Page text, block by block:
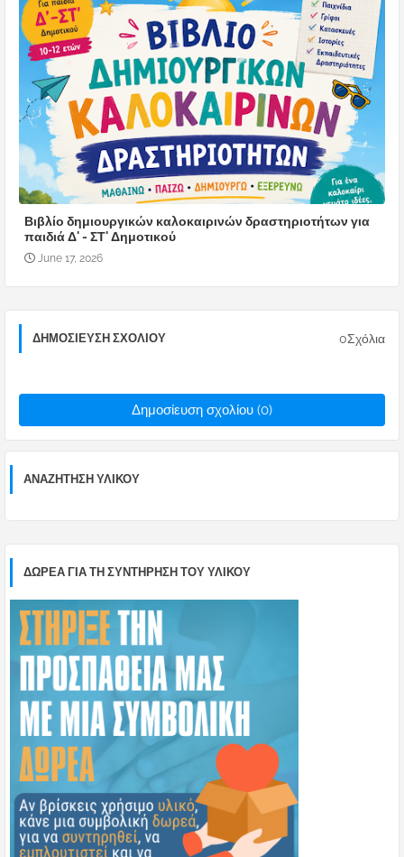
Βιβλίο δημιουργικών καλοκαιρινών δραστηριοτήτων για
παιδιά Δ' - ΣΤ' Δημοτικού
June 17, 2026
ΔΗΜΟΣΊΕΥΣΗ ΣΧΟΛΊΟΥ 0Σχόλια
Δημοσίευση σχολίου (0)
ΑΝΑΖΉΤΗΣΗ ΥΛΙΚΟΎ
ΔΩΡΕΑ ΓΙΑ ΤΗ ΣΥΝΤΗΡΗΣΗ ΤΟΥ ΥΛΙΚΟΥ